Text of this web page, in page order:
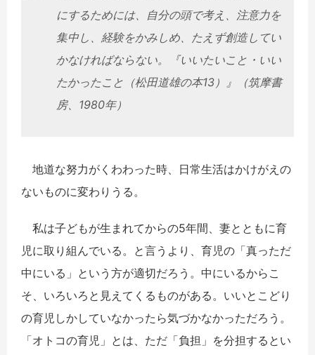
にするためには、自分の頭で考え、注意力を
集中し、経験をかみしめ、たえず創造してい
かなければならない。『いいたいこと・いい
たかったこと（松田道雄の本13）』（筑摩書
房、1980年）
地道な努力がくわわった時、日常生活はかけがえの
ないものに変わりうる。
私は子どもが生まれてからの5年間、妻とともに育
児に取り組んでいる。と言うより、育児の「真っただ
中にいる」という方が適切だろう。中にいるからこ
そ、いろいろと見えてくるものがある。いいとこどり
の育児しかしていなかったら気づかなかっただろう。
「オトコの育児」とは、ただ「負担」を分担するとい